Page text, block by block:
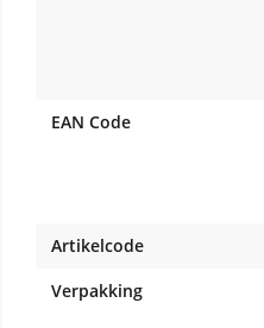
EAN Code
Artikelcode
Verpakking